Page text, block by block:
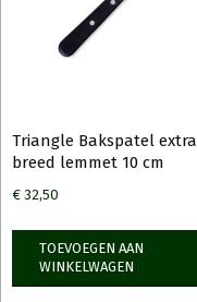
Triangle Bakspatel extra
breed lemmet 10 cm
€ 32,50
TOEVOEGEN AAN
WINKELWAGEN